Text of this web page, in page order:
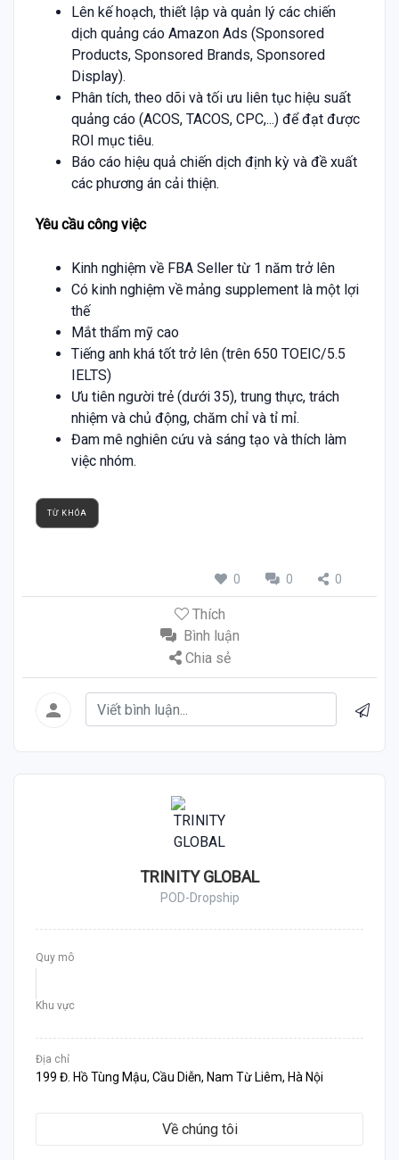
Lên kế hoạch, thiết lập và quản lý các chiến
dịch quảng cáo Amazon Ads (Sponsored
Products, Sponsored Brands, Sponsored
Display).
Phân tích, theo dõi và tối ưu liên tục hiệu suất
quảng cáo (ACOS, TACOS, CPC,...) để đạt được
ROI mục tiêu.
Báo cáo hiệu quả chiến dịch định kỳ và đề xuất
các phương án cải thiện.
Yêu cầu công việc
Kinh nghiệm về FBA Seller từ 1 năm trở lên
Có kinh nghiệm về mảng supplement là một lợi
thế
Mắt thẩm mỹ cao
Tiếng anh khá tốt trở lên (trên 650 TOEIC/5.5
IELTS)
Ưu tiên người trẻ (dưới 35), trung thực, trách
nhiệm và chủ động, chăm chỉ và tỉ mỉ.
Đam mê nghiên cứu và sáng tạo và thích làm
việc nhóm.
TỪ KHÓA
0 0 0
Thích
Bình luận
Chia sẻ
TRINITY GLOBAL
POD-Dropship
Quy mô
Khu vực
Địa chỉ
199 Đ. Hồ Tùng Mậu, Cầu Diễn, Nam Từ Liêm, Hà Nội
Về chúng tôi